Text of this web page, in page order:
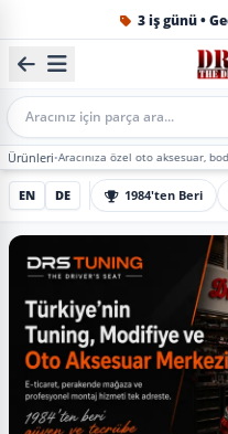
1984'ten beri
Mobil Arama
özel oto aksesuar, body kit, tuning,
EN DE 1984'ten Beri